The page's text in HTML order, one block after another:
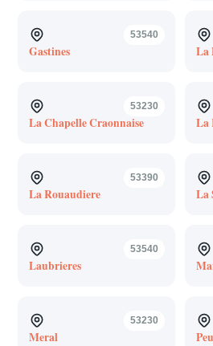
53540
Gastines La
53230
La Chapelle Craonnaise La
53390
La Rouaudiere La
53540
Laubrieres
53230
Meral